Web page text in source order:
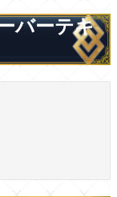
バーテキ